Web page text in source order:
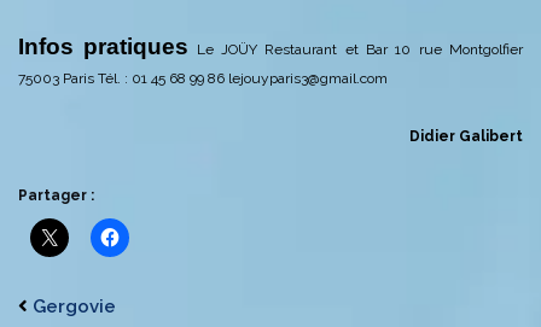
Infos pratiques Le JOÜY Restaurant et Bar 10 rue Montgolfier
75003 Paris Tél. : 01 45 68 99 86 lejouyparis3@gmail.com
Didier Galibert
Partager :
Gergovie